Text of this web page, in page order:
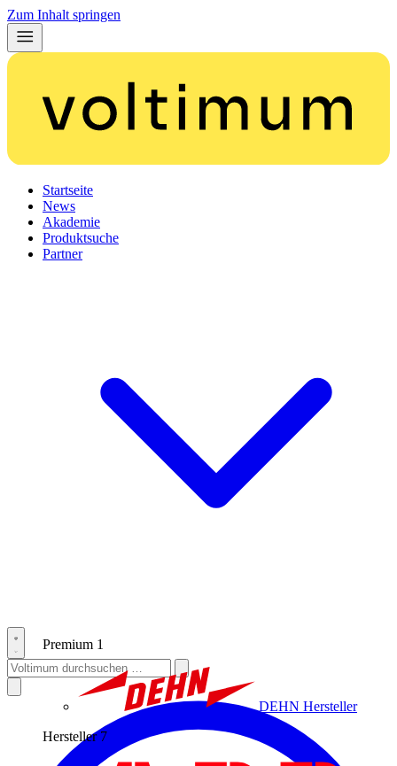
Zum Inhalt springen
Startseite
News
Akademie
Produktsuche
Partner
Premium 1
DEHN Hersteller
Hersteller 7